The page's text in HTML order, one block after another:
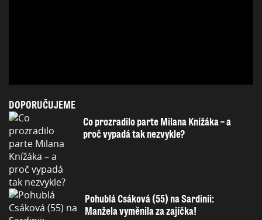
DOPORUČUJEME
Co prozradilo parte Milana Knížáka – a
proč vypadá tak nezvykle?
Pohublá Csáková (55) na Sardinii:
Manžela vyměnila za zajíčka!